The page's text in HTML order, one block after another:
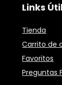
Links
Tienda
Carrito de
Favoritos
Preguntas